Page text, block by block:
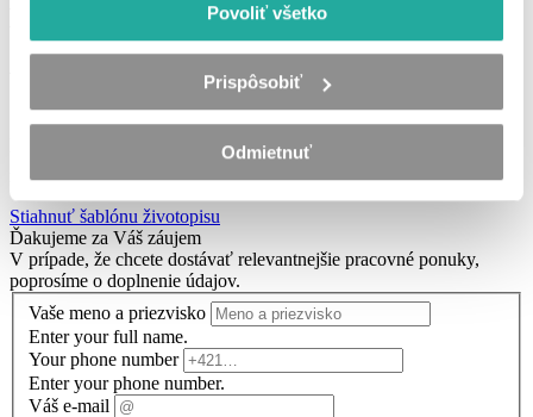
Povoliť všetko
Prispôsobiť
Odmietnuť
Máte záujem o túto pracovnú ponuku?
Zanechajte nám svoj kontakt a my sa
urýchli celý proces. Ak ho nemáte pripravený, vytvorte si ho za pár
minút vďaka našej šablóne MAXIN’S.
Stiahnuť šablónu životopisu
Ďakujeme za Váš záujem
V prípade, že chcete dostávať relevantnejšie pracovné ponuky,
poprosíme o doplnenie údajov.
Vaše meno a priezvisko
Enter your full name.
Your phone number
Enter your phone number.
Váš e-mail